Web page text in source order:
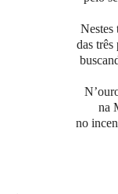
Nestes
das três
na
no